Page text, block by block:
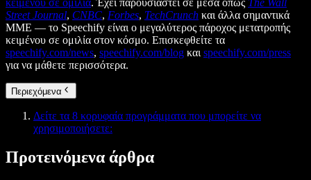
κειμένου σε ομιλία. Έχει παρουσιαστεί σε μέσα όπως The Wall
Street Journal, CNBC, Forbes, TechCrunch και άλλα σημαντικά
ΜΜΕ — το Speechify είναι ο μεγαλύτερος πάροχος μετατροπής
κειμένου σε ομιλία στον κόσμο. Επισκεφθείτε τα
speechify.com/news, speechify.com/blog και speechify.com/press
για να μάθετε περισσότερα.
Περιεχόμενα
Δείτε τα 8 κορυφαία προγράμματα που μπορείτε να
χρησιμοποιήσετε:
Προτεινόμενα άρθρα